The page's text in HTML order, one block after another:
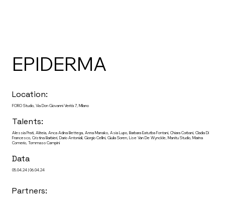
EPIDERMA
Location:
FORO Studio, Via Don Giovanni Verità 7, Milano
Talents:
Alessia Prati, Aliteia, Anca Adina Bettega, Anna Manako, Asia Lupo, Barbara Eatutba Fontani, Chiara Corbani, Cladia Di
Francesco, Cristina Barbieri, Dario Antoniali, Giorgio Cellini, Giulia Soren, Lise Van De Wynckle, Manitu Studio, Marina
Comerio, Tommaso Campini
Data
05.04.24 | 06.04.24
Partners: